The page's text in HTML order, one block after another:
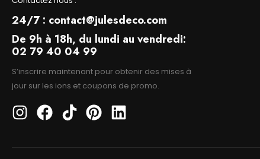
24/7 : contact@julesdeco.com
De 9h à 18h, du lundi au vendredi:
02 79 40 04 99
S’inscrire maintenant pour obtenir des mises à
jour sur les ions et coupons de promo.